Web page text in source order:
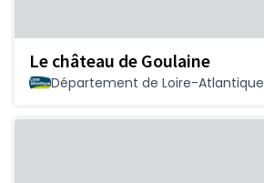
Le château de Goulaine
Département de Loire-Atlantique